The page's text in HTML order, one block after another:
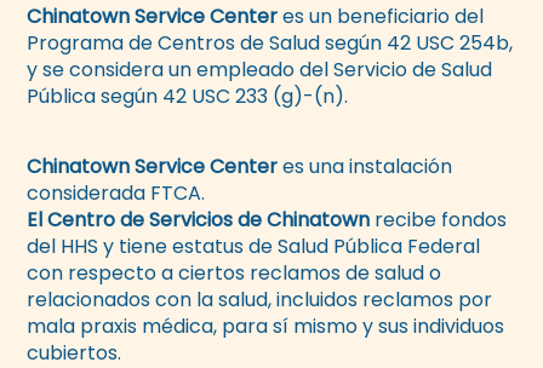
Chinatown Service Centeres un beneficiario del
Programa de Centros de Salud según 42 USC 254b,
y se considera un empleado del Servicio de Salud
Pública según 42 USC 233 (g)-(n).
Chinatown Service Centeres una instalación
considerada FTCA.
El Centro de Servicios de Chinatown recibe fondos
del HHS y tiene estatus de Salud Pública Federal
con respecto a ciertos reclamos de salud o
relacionados con la salud, incluidos reclamos por
mala praxis médica, para sí mismo y sus individuos
cubiertos.